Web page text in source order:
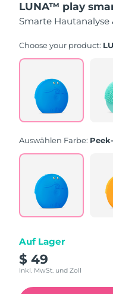
of
5
stars,
rating
Read
Reviews.
Same
page
link.
LUNA™ play
Smarte
Choose your product:
Auswählen Farbe:
Auf Lager
$ 49
Inkl. MwSt. und Zoll